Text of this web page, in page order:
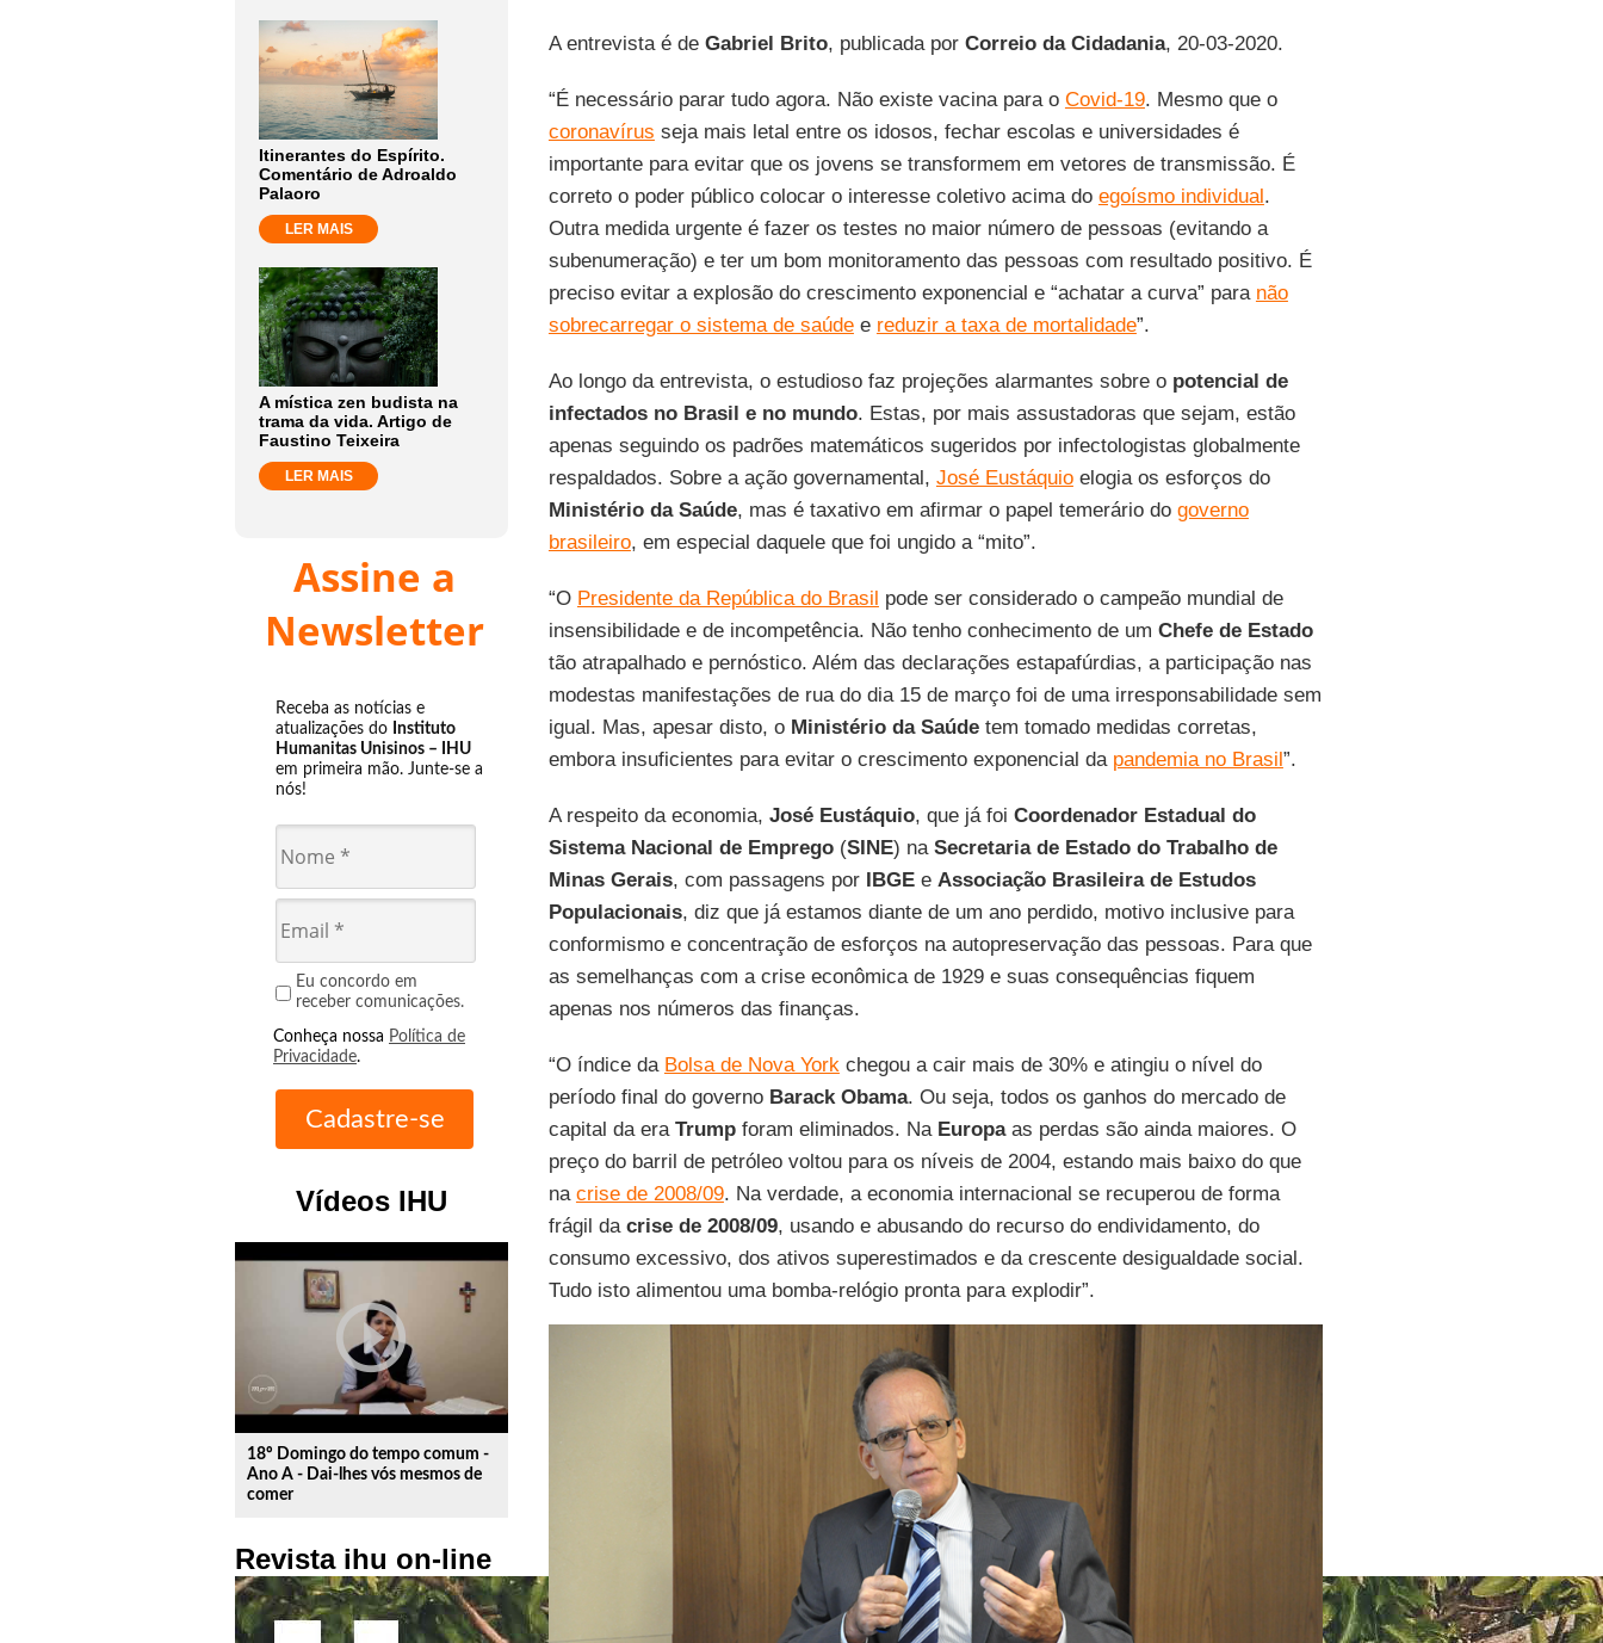
Itinerantes do Espírito.
Comentário de Adroaldo
Palaoro
LER MAIS
A mística zen budista na
trama da vida. Artigo de
Faustino Teixeira
LER MAIS
Assine a
Newsletter
Receba as notícias e
atualizações do Instituto
Humanitas Unisinos – IHU
em primeira mão. Junte-se a
nós!
Eu concordo em
receber comunicações.
Conheça nossa Política de
Privacidade.
Vídeos IHU
play_circle_outline
18º Domingo do tempo comum -
Ano A - Dai-lhes vós mesmos de
comer
Revista ihu on-line
A entrevista é de Gabriel Brito, publicada por Correio da Cidadania, 20-03-2020.
“É necessário parar tudo agora. Não existe vacina para o Covid-19. Mesmo que o
coronavírus seja mais letal entre os idosos, fechar escolas e universidades é
importante para evitar que os jovens se transformem em vetores de transmissão. É
correto o poder público colocar o interesse coletivo acima do egoísmo individual.
Outra medida urgente é fazer os testes no maior número de pessoas (evitando a
subenumeração) e ter um bom monitoramento das pessoas com resultado positivo. É
preciso evitar a explosão do crescimento exponencial e “achatar a curva” para não
sobrecarregar o sistema de saúdee reduzir a taxa de mortalidade”.
Ao longo da entrevista, o estudioso faz projeções alarmantes sobre o potencial de
infectados no Brasil e no mundo. Estas, por mais assustadoras que sejam, estão
apenas seguindo os padrões matemáticos sugeridos por infectologistas globalmente
respaldados. Sobre a ação governamental, José Eustáquioelogia os esforços do
Ministério da Saúde, mas é taxativo em afirmar o papel temerário do governo
brasileiro, em especial daquele que foi ungido a “mito”.
“O Presidente da República do Brasil pode ser considerado o campeão mundial de
insensibilidade e de incompetência. Não tenho conhecimento de um Chefe de Estado
tão atrapalhado e pernóstico. Além das declarações estapafúrdias, a participação nas
modestas manifestações de rua do dia 15 de março foi de uma irresponsabilidade sem
igual. Mas, apesar disto, oMinistério da Saúdetem tomado medidas corretas,
embora insuficientes para evitar o crescimento exponencial da pandemia no Brasil”.
A respeito da economia, José Eustáquio, que já foi Coordenador Estadual do
Sistema Nacional de Emprego(SINE) na Secretaria de Estado do Trabalho de
Minas Gerais, com passagens por IBGEe Associação Brasileira de Estudos
Populacionais, diz que já estamos diante de um ano perdido, motivo inclusive para
conformismo e concentração de esforços na autopreservação das pessoas. Para que
as semelhanças com a crise econômica de 1929 e suas consequências fiquem
apenas nos números das finanças.
“O índice da Bolsa de Nova Yorkchegou a cair mais de 30% e atingiu o nível do
período final do governo Barack Obama. Ou seja, todos os ganhos do mercado de
capital da era Trumpforam eliminados. Na Europaas perdas são ainda maiores. O
preço do barril de petróleo voltou para os níveis de 2004, estando mais baixo do que
na crise de 2008/09. Na verdade, a economia internacional se recuperou de forma
frágil da crise de 2008/09, usando e abusando do recurso do endividamento, do
consumo excessivo, dos ativos superestimados e da crescente desigualdade social.
Tudo isto alimentou uma bomba-relógio pronta para explodir”.